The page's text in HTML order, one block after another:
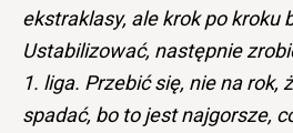
ekstraklasy, ale krok po kroku
Ustabilizować, następnie
1. liga. Przebić się, nie na rok,
spadać, bo to jest najgorsze,